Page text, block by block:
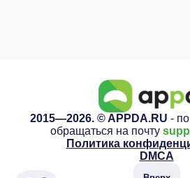
2015—2026. © APPDA.RU -
обращаться на почту
Политика
DMCA